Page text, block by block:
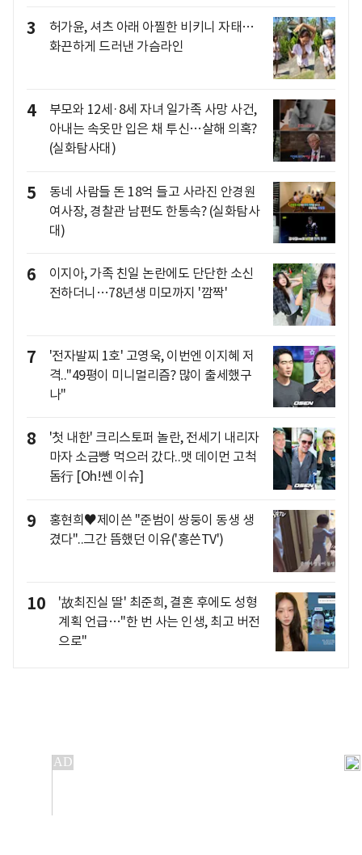
3
허가윤, 셔츠 아래 아찔한 비키니 자태…
화끈하게 드러낸 가슴라인
4
부모와 12세·8세 자녀 일가족 사망 사건,
아내는 속옷만 입은 채 투신…살해 의혹?
(실화탐사대)
5
동네 사람들 돈 18억 들고 사라진 안경원
여사장, 경찰관 남편도 한통속? (실화탐사
대)
6
이지아, 가족 친일 논란에도 단단한 소신
전하더니…78년생 미모까지 '깜짝'
7
'전자발찌 1호' 고영욱, 이번엔 이지혜 저
격.."49평이 미니멀리즘? 많이 출세했구
나"
8
'첫 내한' 크리스토퍼 놀란, 전세기 내리자
마자 소금빵 먹으러 갔다..맷 데이먼 고척
돔行 [Oh!쎈 이슈]
9
홍현희♥제이쓴 "준범이 쌍둥이 동생 생
겼다"..그간 뜸했던 이유('홍쓴TV')
10
'故최진실 딸' 최준희, 결혼 후에도 성형
계획 언급…"한 번 사는 인생, 최고 버전
으로"